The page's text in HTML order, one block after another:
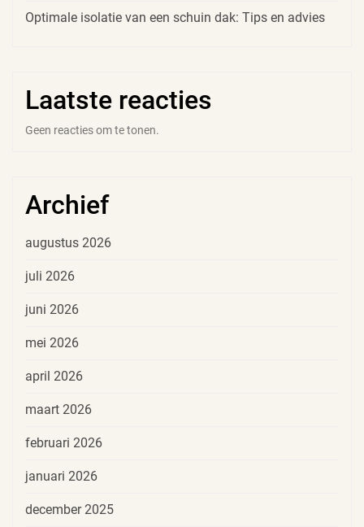
Optimale isolatie van een schuin dak: Tips en advies
Laatste reacties
Geen reacties om te tonen.
Archief
augustus 2026
juli 2026
juni 2026
mei 2026
april 2026
maart 2026
februari 2026
januari 2026
december 2025